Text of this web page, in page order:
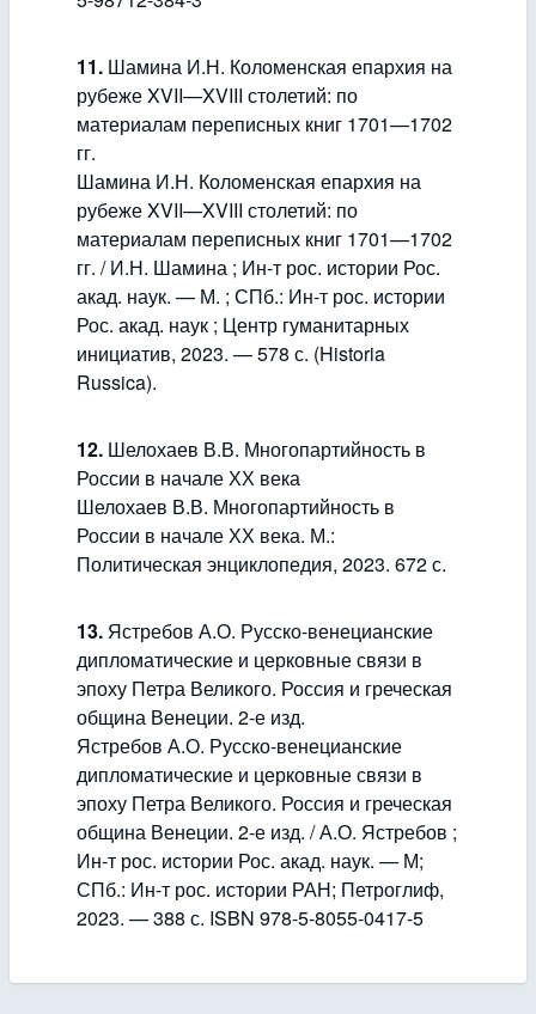
11. Шамина И.Н. Коломенская епархия на
рубеже XVII—XVIII столетий: по
материалам переписных книг 1701—1702
гг.
Шамина И.Н. Коломенская епархия на
рубеже XVII—XVIII столетий: по
материалам переписных книг 1701—1702
гг. / И.Н. Шамина ; Ин-т рос. истории Рос.
акад. наук. — М. ; СПб.: Ин-т рос. истории
Рос. акад. наук ; Центр гуманитарных
инициатив, 2023. — 578 с. (Historia
Russica).
12. Шелохаев В.В. Многопартийность в
России в начале ХХ века
Шелохаев В.В. Многопартийность в
России в начале ХХ века. М.:
Политическая энциклопедия, 2023. 672 с.
13. Ястребов А.О. Русско-венецианские
дипломатические и церковные связи в
эпоху Петра Великого. Россия и греческая
община Венеции. 2-е изд.
Ястребов А.О. Русско-венецианские
дипломатические и церковные связи в
эпоху Петра Великого. Россия и греческая
община Венеции. 2-е изд. / А.О. Ястребов ;
Ин-т рос. истории Рос. акад. наук. — М;
СПб.: Ин-т рос. истории РАН; Петроглиф,
2023. — 388 с. ISBN 978-5-8055-0417-5